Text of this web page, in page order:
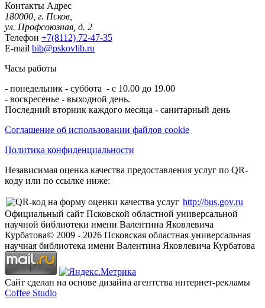
Контакты Адрес
180000, г. Псков,
ул. Профсоюзная, д. 2
Телефон +7(8112) 72-47-35
E-mail bib@pskovlib.ru
Часы работы
- понедельник - суббота - с 10.00 до 19.00
- воскресенье - выходной день.
Последний вторник каждого месяца - санитарный день
Соглашение об использовании файлов cookie
Политика конфиденциальности
Независимая оценка качества предоставления услуг по QR-
коду или по ссылке ниже:
http://bus.gov.ru
Официальный сайт Псковской областной универсальной
научной библиотеки имени Валентина Яковлевича
Курбатова© 2009 - 2026 Псковская областная универсальная
научная библиотека имени Валентина Яковлевича Курбатова
Сайт сделан на основе дизайна агентства интернет-рекламы
Coffee Studio